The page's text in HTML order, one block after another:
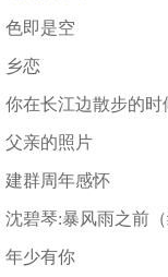
色即是空
乡恋
父亲的照片
建群周年感怀
沈碧琴:暴风雨之前（
年少有你